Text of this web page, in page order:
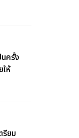
ครั้ง
ให้
รียม